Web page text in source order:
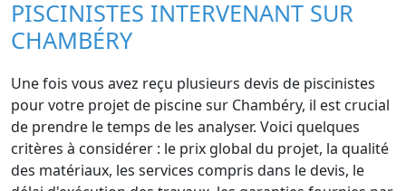
PISCINISTES INTERVENANT SUR
CHAMBÉRY
Une fois vous avez reçu plusieurs devis de piscinistes
pour votre projet de piscine sur Chambéry, il est crucial
de prendre le temps de les analyser. Voici quelques
critères à considérer : le prix global du projet, la qualité
des matériaux, les services compris dans le devis, le